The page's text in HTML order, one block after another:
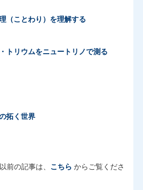
（ことわり）を理解する
トリウムをニュートリノで測る
拓く世界
前の記事は、 こちら からご覧くださ